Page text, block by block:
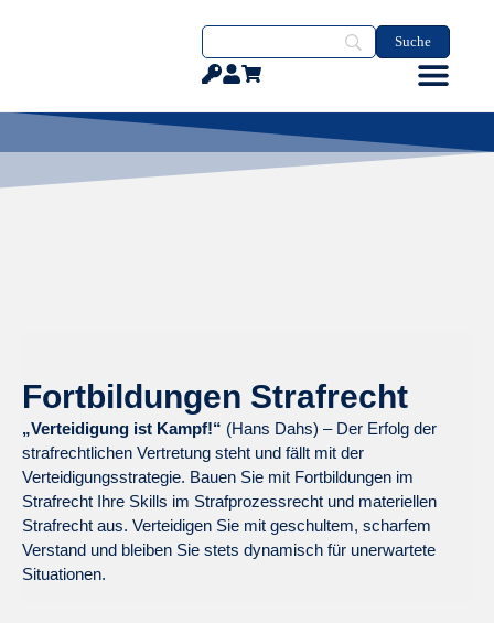
Fortbildungen Strafrecht
„Verteidigung ist Kampf!“ (Hans Dahs) – Der Erfolg der
strafrechtlichen Vertretung steht und fällt mit der
Verteidigungsstrategie. Bauen Sie mit Fortbildungen im
Strafrecht Ihre Skills im Strafprozessrecht und materiellen
Strafrecht aus. Verteidigen Sie mit geschultem, scharfem
Verstand und bleiben Sie stets dynamisch für unerwartete
Situationen.